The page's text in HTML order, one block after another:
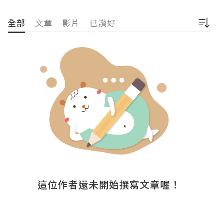
全部 文章 影片 已讚好
這位作者還未開始撰寫文章喔！